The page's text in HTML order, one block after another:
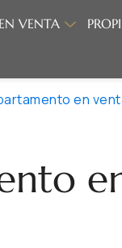
VENTA
en